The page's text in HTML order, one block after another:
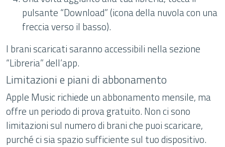
pulsante “Download” (icona della nuvola con una
freccia verso il basso).
I brani scaricati saranno accessibili nella sezione
“Libreria” dell’app.
Limitazioni e piani di abbonamento
Apple Music richiede un abbonamento mensile, ma
offre un periodo di prova gratuito. Non ci sono
limitazioni sul numero di brani che puoi scaricare,
purché ci sia spazio sufficiente sul tuo dispositivo.